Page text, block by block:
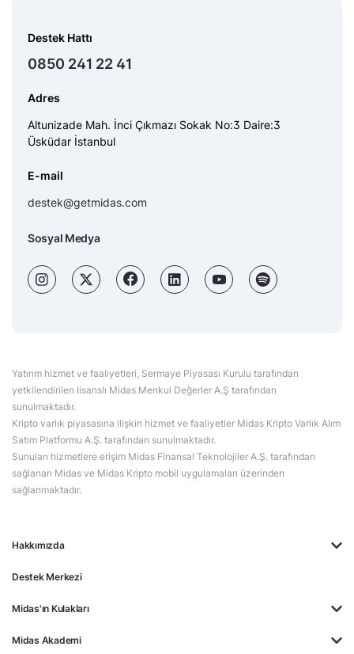
Hakkımızda
Destek Merkezi
Midas'ın Kulakları
Midas Akademi
Destek Hattı
0850 241 22 41
Adres
Altunizade Mah. İnci Çıkmazı Sokak No:3 Daire:3
Üsküdar İstanbul
E-mail
destek@getmidas.com
Sosyal Medya
Yatırım hizmet ve faaliyetleri, Sermaye Piyasası Kurulu tarafından
yetkilendirilen lisanslı Midas Menkul Değerler A.Ş tarafından
sunulmaktadır.
Kripto varlık piyasasına ilişkin hizmet ve faaliyetler Midas Kripto Varlık Alım
Satım Platformu A.Ş. tarafından sunulmaktadır.
Sunulan hizmetlere erişim Midas Finansal Teknolojiler A.Ş. tarafından
sağlanan Midas ve Midas Kripto mobil uygulamaları üzerinden
sağlanmaktadır.